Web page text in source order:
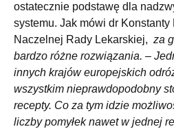
ostatecznie podstawę dla
systemu. Jak mówi dr Konstanty
Naczelnej Rady Lekarskiej, za
bardzo różne rozwiązania. –
innych krajów europejskich
wszystkim nieprawdopodobny
recepty. Co za tym idzie
liczby pomyłek nawet w jednej